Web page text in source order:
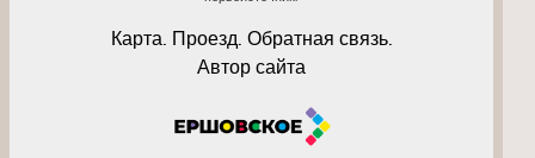
Карта. Проезд. Обратная связь.
Автор сайта